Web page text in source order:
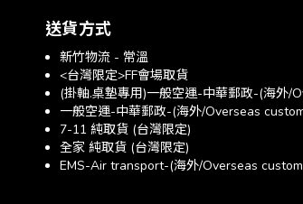
送貨方式
新竹物流 - 常溫
<台灣限定>FF會場取貨
(掛軸.桌墊專用)一般空運-中華郵政-(海外/
一般空運-中華郵政-(海外/Overseas
7-11 純取貨 (台灣限定)
全家 純取貨 (台灣限定)
EMS-Air transport-(海外/Overseas